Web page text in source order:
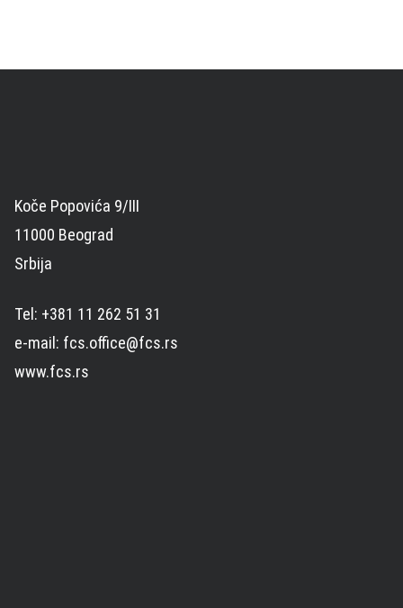
Koče Popovića 9/III
11000 Beograd
Srbija
Tel: +381 11 262 51 31
e-mail: fcs.office@fcs.rs
www.fcs.rs